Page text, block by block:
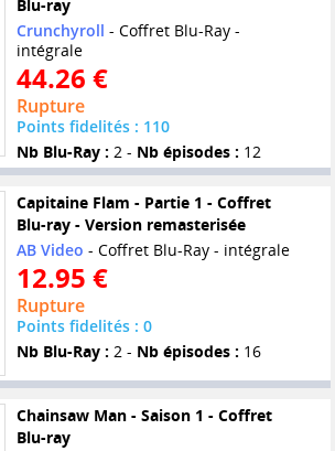
Blu-ray
Crunchyroll - Coffret Blu-Ray -
intégrale
44.26 €
Rupture
Points fidelités : 110
Nb Blu-Ray : 2 - Nb épisodes : 12
Capitaine Flam - Partie 1 - Coffret
Blu-ray - Version remasterisée
AB Video - Coffret Blu-Ray - intégrale
12.95 €
Rupture
Points fidelités : 0
Nb Blu-Ray : 2 - Nb épisodes : 16
Chainsaw Man - Saison 1 - Coffret
Blu-ray